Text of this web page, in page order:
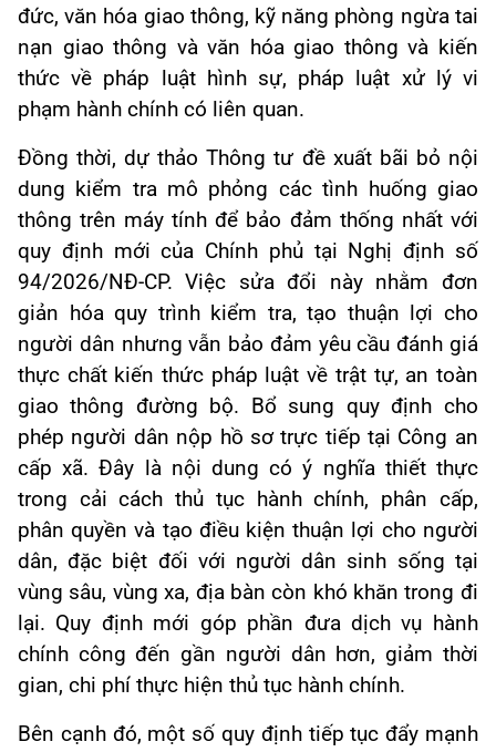
đức, văn hóa giao thông, kỹ năng phòng ngừa tai
nạn giao thông và văn hóa giao thông và kiến
thức về pháp luật hình sự, pháp luật xử lý vi
phạm hành chính có liên quan.
Đồng thời, dự thảo Thông tư đề xuất bãi bỏ nội
dung kiểm tra mô phỏng các tình huống giao
thông trên máy tính để bảo đảm thống nhất với
quy định mới của Chính phủ tại Nghị định số
94/2026/NĐ-CP. Việc sửa đổi này nhằm đơn
giản hóa quy trình kiểm tra, tạo thuận lợi cho
người dân nhưng vẫn bảo đảm yêu cầu đánh giá
thực chất kiến thức pháp luật về trật tự, an toàn
giao thông đường bộ. Bổ sung quy định cho
phép người dân nộp hồ sơ trực tiếp tại Công an
cấp xã. Đây là nội dung có ý nghĩa thiết thực
trong cải cách thủ tục hành chính, phân cấp,
phân quyền và tạo điều kiện thuận lợi cho người
dân, đặc biệt đối với người dân sinh sống tại
vùng sâu, vùng xa, địa bàn còn khó khăn trong đi
lại. Quy định mới góp phần đưa dịch vụ hành
chính công đến gần người dân hơn, giảm thời
gian, chi phí thực hiện thủ tục hành chính.
Bên cạnh đó, một số quy định tiếp tục đẩy mạnh